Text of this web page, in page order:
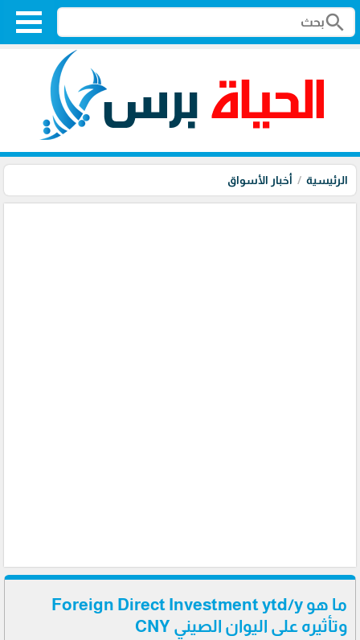
search
الرئيسية أخبار الأسواق
ما هو Foreign Direct Investment ytd/y
وتأثيره على اليوان الصيني CNY